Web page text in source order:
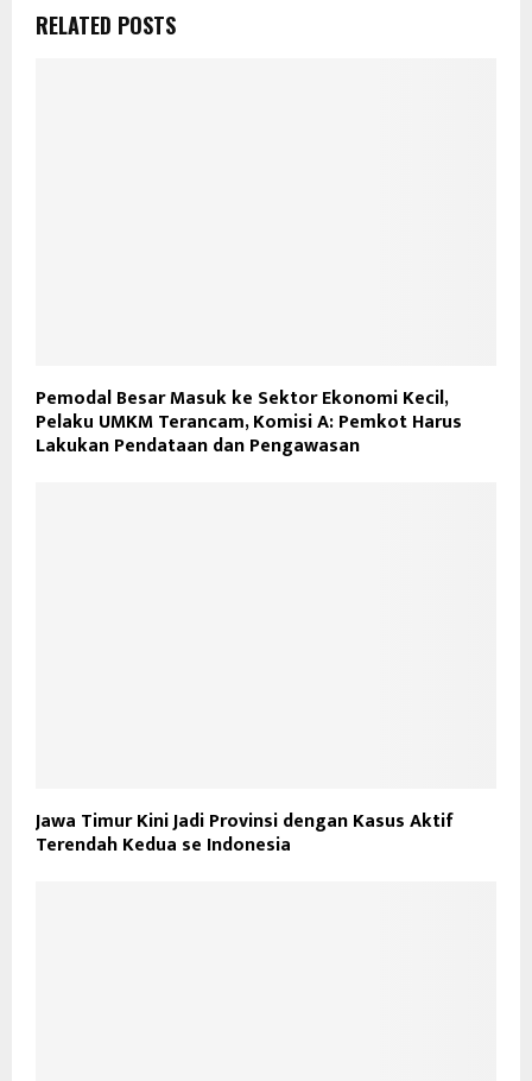
RELATED POSTS
Pemodal Besar Masuk ke Sektor Ekonomi Kecil,
Pelaku UMKM Terancam, Komisi A: Pemkot Harus
Lakukan Pendataan dan Pengawasan
Jawa Timur Kini Jadi Provinsi dengan Kasus Aktif
Terendah Kedua se Indonesia